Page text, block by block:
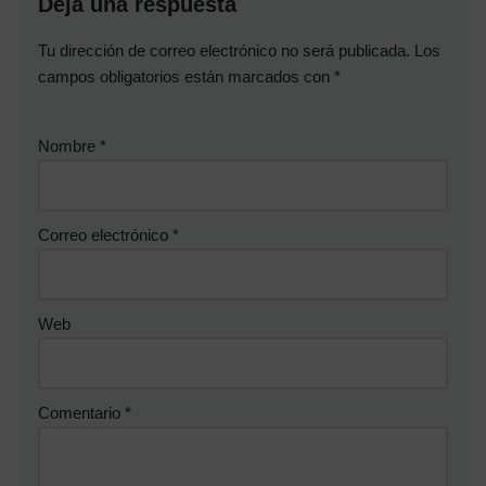
Tu dirección de correo electrónico no será publicada. Los
campos obligatorios están marcados con *
Nombre *
Correo electrónico *
Web
Comentario *